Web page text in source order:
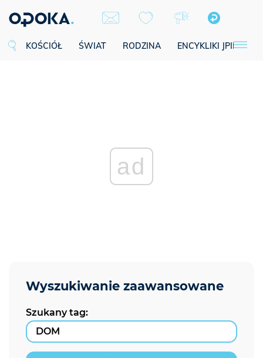
KOŚCIÓŁ ŚWIAT RODZINA ENCYKLIKI JPII
ad
Szukany tag: